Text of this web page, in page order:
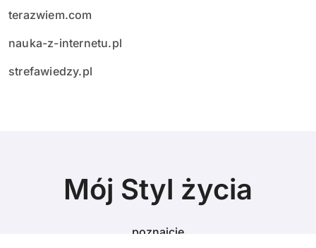
terazwiem.com
nauka-z-internetu.pl
strefawiedzy.pl
Mój Styl życia
poznajcie